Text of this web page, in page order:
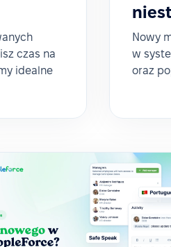
czas na
idealne
Nowy
w
oraz